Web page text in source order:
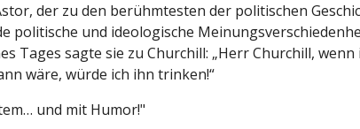
der zu den berühmtesten der politischen
politische und ideologische
Tages sagte sie zu Churchill: „Herr Churchill, wenn
wäre, würde ich ihn trinken!“
und mit Humor!"